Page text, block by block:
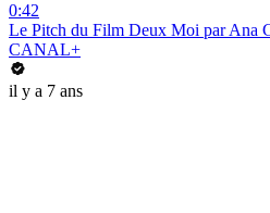
0:42
Le Pitch du Film Deux Moi par Ana
CANAL+
il y a 7 ans